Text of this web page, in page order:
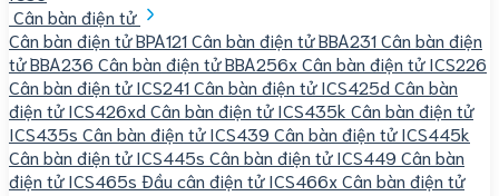
Cân bàn điện tử
Cân bàn điện tử BPA121Cân bàn điện tử BBA231Cân bàn điện
tử BBA236 Cân bàn điện tử BBA256xCân bàn điện tử ICS226
Cân bàn điện tử ICS241Cân bàn điện tử ICS425d Cân bàn
điện tử ICS426xd Cân bàn điện tử ICS435k Cân bàn điện tử
ICS435s Cân bàn điện tử ICS439 Cân bàn điện tử ICS445k
Cân bàn điện tử ICS445s Cân bàn điện tử ICS449 Cân bàn
điện tử ICS465s Đầu cân điện tử ICS466xCân bàn điện tử